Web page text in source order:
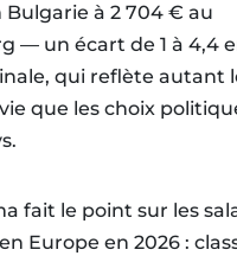
Bulgarie à 2 704 € au
— un écart de 1 à 4,4
qui reflète autant
que les choix
fait le point sur les
Europe en 2026 :